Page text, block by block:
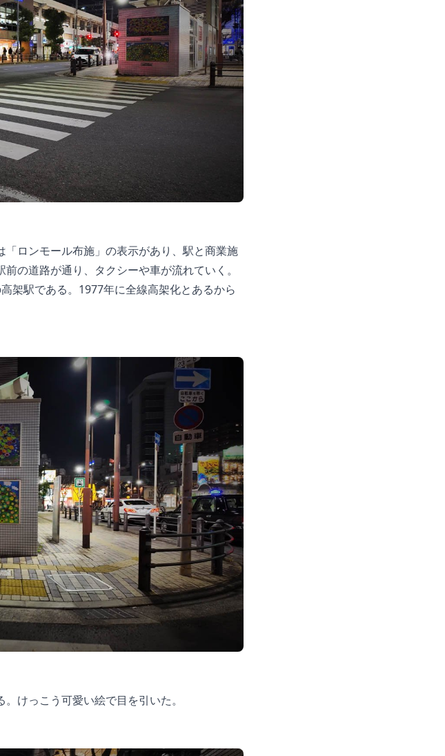
ロンモール布施」の表示があり、駅と商業施
の道路が通り、タクシーや車が流れていく。
架駅である。1977年に全線高架化とあるから
けっこう可愛い絵で目を引いた。